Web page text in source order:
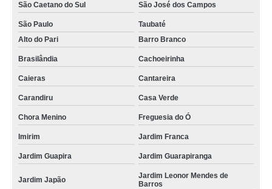
cristalização de pintura automotiva a domicílio Diadema
cristalização pinturas São Bernardo do Campo
cristalização de pinturas Vila Nivi
orçamento de cristalização de carros tira riscos Brasilândia
cristalização pinturas automotivas Jardim Peri Novo
cristalização pinturas Mandaqui
oficina de cristalização de pintura GRANJA VIANA
oficina de cristalização do carro Guarulhos
orçamento de cristalização veículo Santa Isabel
São Caetano do Sul São José dos Campos
São Paulo
Taubaté
Alto do Pari
Barro Branco
Brasilândia Cachoeirinha
Caieras Cantareira
Carandiru Casa Verde
Chora Menino Freguesia do Ó
Imirim Jardim Franca
Jardim Guapira Jardim Guarapiranga
Jardim Japão
Jardim Leonor Mendes de
Barros